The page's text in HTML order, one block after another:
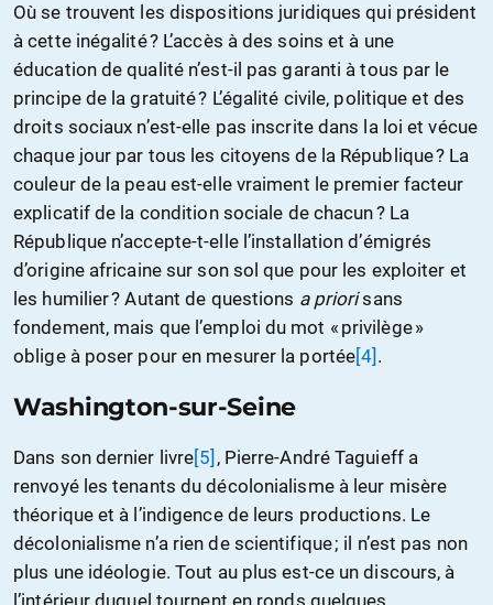
Où se trouvent les dispositions juridiques qui président
à cette inégalité ? L’accès à des soins et à une
éducation de qualité n’est-il pas garanti à tous par le
principe de la gratuité ? L’égalité civile, politique et des
droits sociaux n’est-elle pas inscrite dans la loi et vécue
chaque jour par tous les citoyens de la République ? La
couleur de la peau est-elle vraiment le premier facteur
explicatif de la condition sociale de chacun ? La
République n’accepte-t-elle l’installation d’émigrés
d’origine africaine sur son sol que pour les exploiter et
les humilier ? Autant de questions a priorisans
fondement, mais que l’emploi du mot « privilège »
oblige à poser pour en mesurer la portée[4] .
Washington-sur-Seine
Dans son dernier livre[5] , Pierre-André Taguieff a
renvoyé les tenants du décolonialisme à leur misère
théorique et à l’indigence de leurs productions. Le
décolonialisme n’a rien de scientifique ; il n’est pas non
plus une idéologie. Tout au plus est-ce un discours, à
l’intérieur duquel tournent en ronds quelques